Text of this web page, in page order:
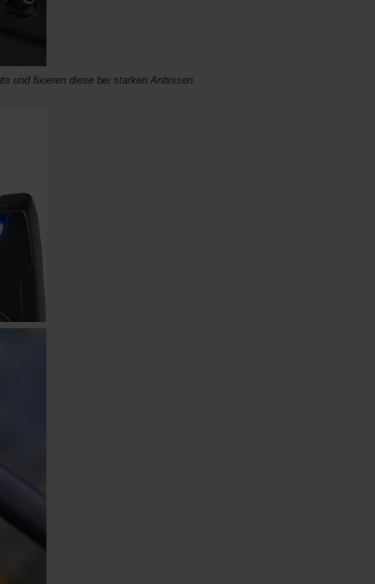
und fixieren diese bei starken Anbissen